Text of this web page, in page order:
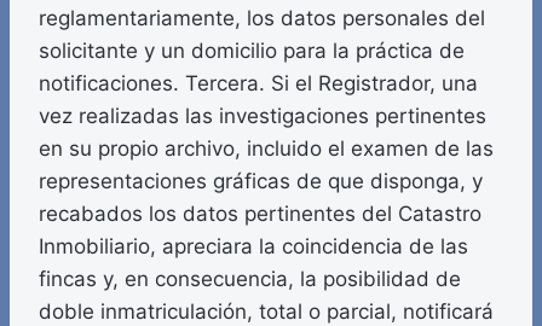
reglamentariamente, los datos personales del
solicitante y un domicilio para la práctica de
notificaciones. Tercera. Si el Registrador, una
vez realizadas las investigaciones pertinentes
en su propio archivo, incluido el examen de las
representaciones gráficas de que disponga, y
recabados los datos pertinentes del Catastro
Inmobiliario, apreciara la coincidencia de las
fincas y, en consecuencia, la posibilidad de
doble inmatriculación, total o parcial, notificará